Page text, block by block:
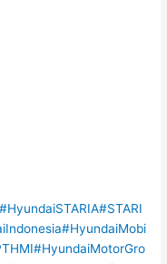
#HyundaiSTARIA#STARI
#HyundaiMobi
#HyundaiMotorGro